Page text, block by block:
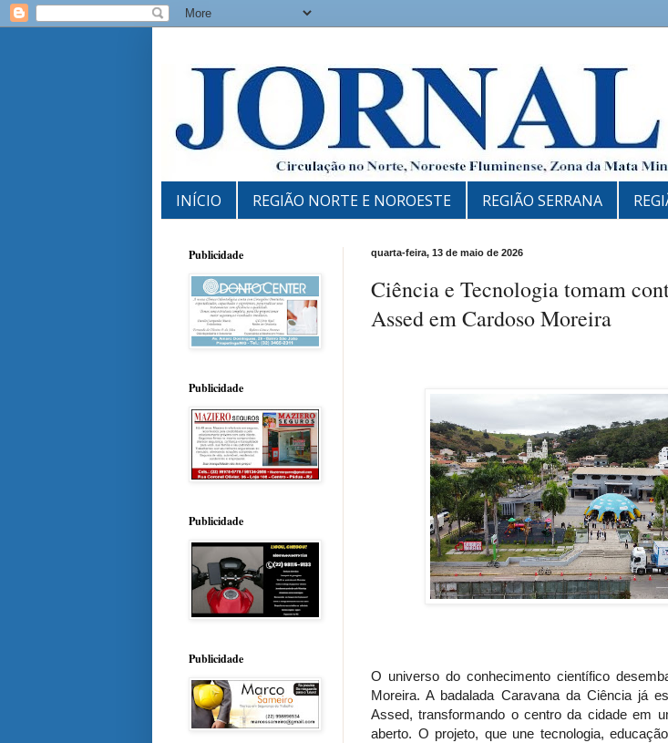
INÍCIO REGIÃO NORTE E NOROESTE REGIÃO SERRANA
quarta-feira, 13 de maio de 2026
Ciência e Tecnologia tomam
Assed em Cardoso Moreira
O universo do conhecimento científico
Moreira. A badalada Caravana da Ciência já
Assed, transformando o centro da cidade em
aberto. O projeto, que une tecnologia,
Publicidade
Publicidade
Publicidade
Publicidade